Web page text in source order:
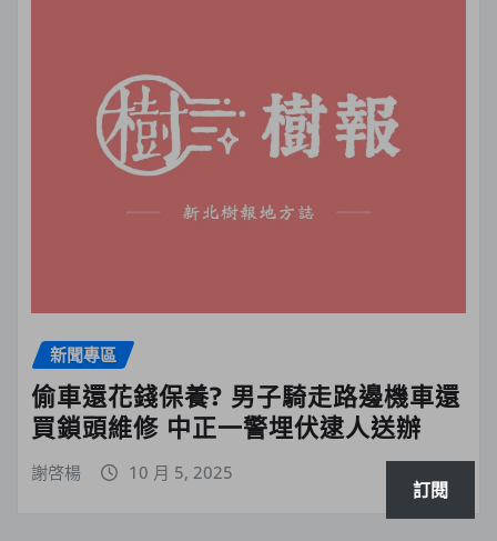
新聞專區
偷車還花錢保養? 男子騎走路邊機車還
買鎖頭維修 中正一警埋伏逮人送辦
謝啓楊 10 月 5, 2025
訂閱